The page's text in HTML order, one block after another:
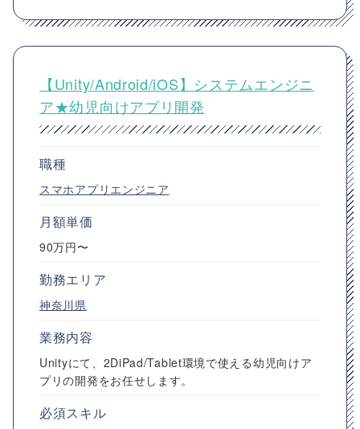
【Unity/Android/iOS】システムエンジニ
ア★幼児向けアプリ開発
職種
スマホアプリエンジニア
月額単価
90万円〜
勤務エリア
神奈川県
業務内容
Unityにて、2DiPad/Tablet環境で使える幼児向けア
プリの開発をお任せします。
必須スキル